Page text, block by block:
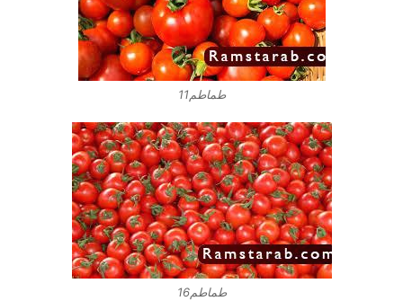
طماطم11
طماطم16